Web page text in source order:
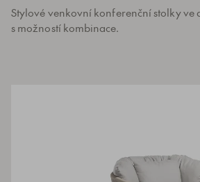
Stylové venkovní konferenční stolky ve
s možností kombinace.